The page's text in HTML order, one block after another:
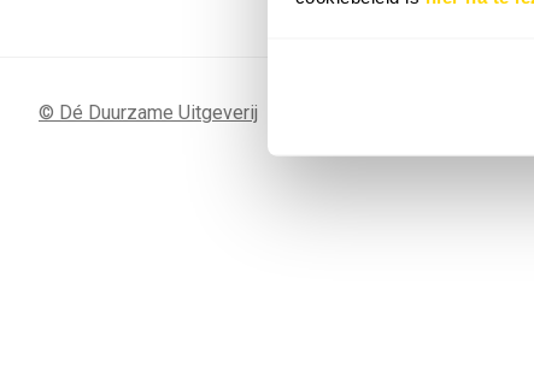
© Dé Duurzame Uitgeverij